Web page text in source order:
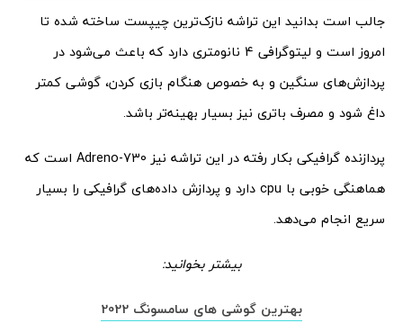
جالب است بدانید این تراشه نازک‌ترین چیپست ساخته شده تا
امروز است و لیتوگرافی 4 نانومتری دارد که باعث می‌شود در
پردازش‌های سنگین و به خصوص هنگام بازی کردن، گوشی کمتر
داغ شود و مصرف باتری نیز بسیار بهینه‌تر باشد.
پردازنده گرافیکی بکار رفته در این تراشه نیز Adreno-730 است که
هماهنگی خوبی با cpu دارد و پردازش داده‌های گرافیکی را بسیار
سریع انجام می‌دهد.
بیشتر بخوانید:
بهترین گوشی های سامسونگ 2022